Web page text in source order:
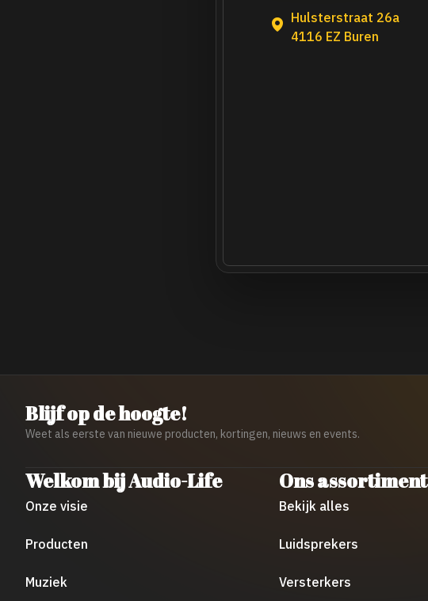
Hulsterstraat 26a
4116 EZ Buren
Blijf op de hoogte!
Weet als eerste van nieuwe producten, kortingen, nieuws en events.
Welkom bij Audio-Life
Onze visie
Producten
Muziek
Ons assortiment
Bekijk alles
Luidsprekers
Versterkers